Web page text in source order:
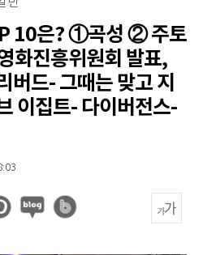
반
10은? ①곡성 ② 주토
진흥위원회 발표,
버드- 그때는 맞고 지
이집트- 다이버전스-